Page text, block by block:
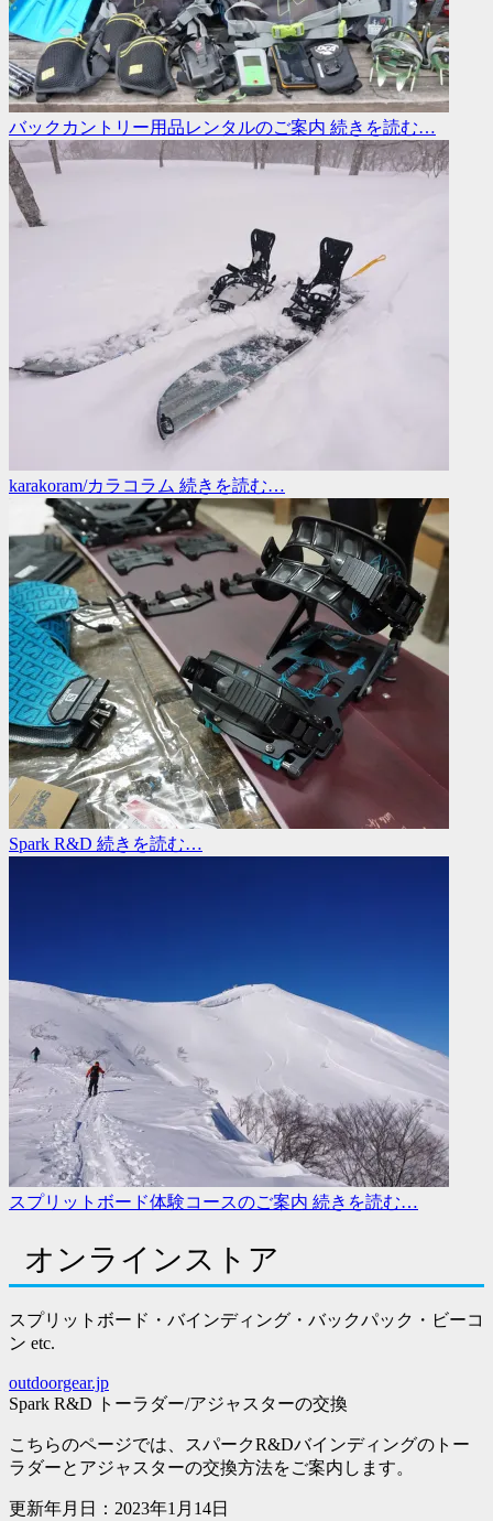
バックカントリー用品レンタルのご案内 続きを読む…
karakoram/カラコラム 続きを読む…
Spark R&D 続きを読む…
スプリットボード体験コースのご案内 続きを読む…
オンラインストア
スプリットボード・バインディング・バックパック・ビーコ
ン etc.
outdoorgear.jp
Spark R&D トーラダー/アジャスターの交換
こちらのページでは、スパークR&Dバインディングのトー
ラダーとアジャスターの交換方法をご案内します。
更新年月日：2023年1月14日